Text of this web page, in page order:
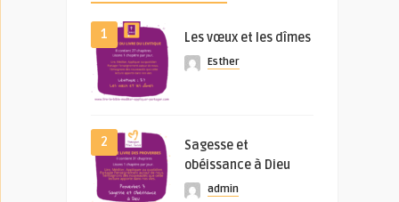
1 Les vœux et les dîmes
Esther
2
Sagesse et
obéissance à Dieu
admin